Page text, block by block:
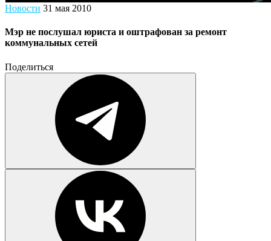
Новости 31 мая 2010
Мэр не послушал юриста и оштрафован за ремонт
коммунальных сетей
Поделиться